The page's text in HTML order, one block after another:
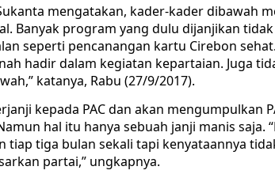
mengatakan, kader-kader dibawah
Banyak program yang dulu dijanjikan
seperti pencanangan kartu Cirebon
hadir dalam kegiatan kepartaian. Juga
katanya, Rabu (27/9/2017).
kepada PAC dan akan mengumpulkan
hal itu hanya sebuah janji manis saja.
tiap tiga bulan sekali tapi kenyataannya
partai,” ungkapnya.